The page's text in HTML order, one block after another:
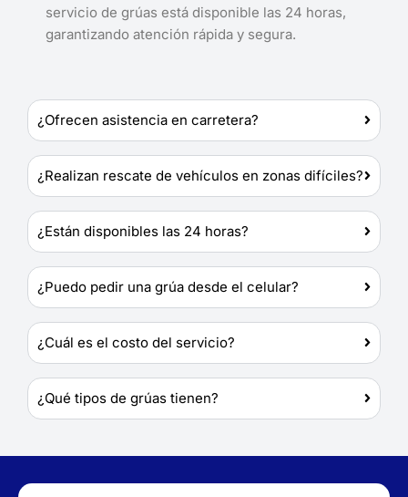
servicio de grúas está disponible las 24 horas,
garantizando atención rápida y segura.
¿Ofrecen asistencia en carretera?
¿Realizan rescate de vehículos en zonas difíciles?
¿Están disponibles las 24 horas?
¿Puedo pedir una grúa desde el celular?
¿Cuál es el costo del servicio?
¿Qué tipos de grúas tienen?